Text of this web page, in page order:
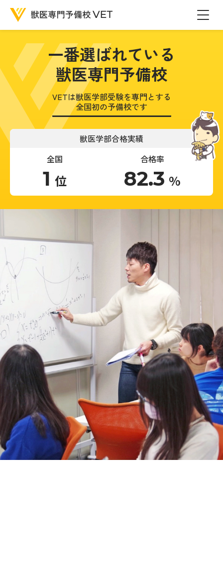
一番選ばれている
獣医専門予備校
VETは獣医学部受験を専門とする
全国初の予備校です
獣医学部合格実績
全国
1 位
合格率
82.3 %